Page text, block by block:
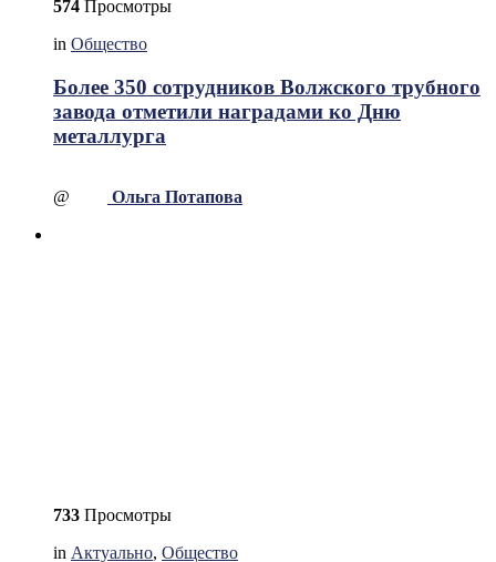
574 Просмотры
in Общество
Более 350 сотрудников Волжского трубного
завода отметили наградами ко Дню
металлурга
@ Ольга Потапова
733 Просмотры
in Актуально, Общество